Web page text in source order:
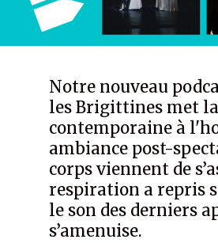
Notre nouveau
les Brigittines met
contemporaine à
ambiance post-
corps viennent de
respiration a repris
le son des derniers
s’amenuise.